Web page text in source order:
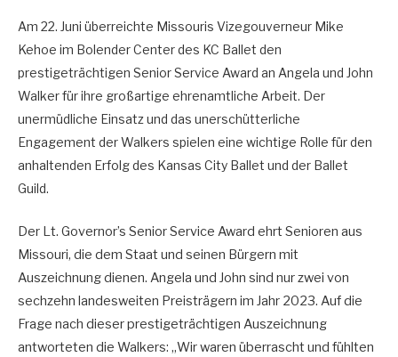
Am 22. Juni überreichte Missouris Vizegouverneur Mike
Kehoe im Bolender Center des KC Ballet den
prestigeträchtigen Senior Service Award an Angela und John
Walker für ihre großartige ehrenamtliche Arbeit. Der
unermüdliche Einsatz und das unerschütterliche
Engagement der Walkers spielen eine wichtige Rolle für den
anhaltenden Erfolg des Kansas City Ballet und der Ballet
Guild.
Der Lt. Governor’s Senior Service Award ehrt Senioren aus
Missouri, die dem Staat und seinen Bürgern mit
Auszeichnung dienen. Angela und John sind nur zwei von
sechzehn landesweiten Preisträgern im Jahr 2023. Auf die
Frage nach dieser prestigeträchtigen Auszeichnung
antworteten die Walkers: „Wir waren überrascht und fühlten